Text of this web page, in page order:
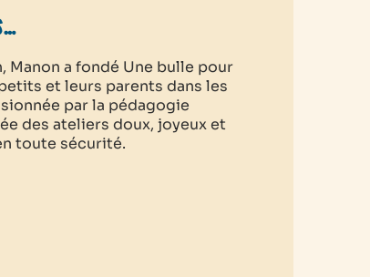
a fondé Une bulle pour
et leurs parents dans les
par la pédagogie
des ateliers doux, joyeux et
toute sécurité.